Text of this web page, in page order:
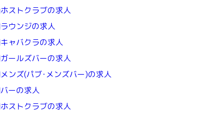
ストクラブの求人
ウンジの求人
ャバクラの求人
ールズバーの求人
ンズ(パブ･メンズバー)の求人
ーの求人
ストクラブの求人